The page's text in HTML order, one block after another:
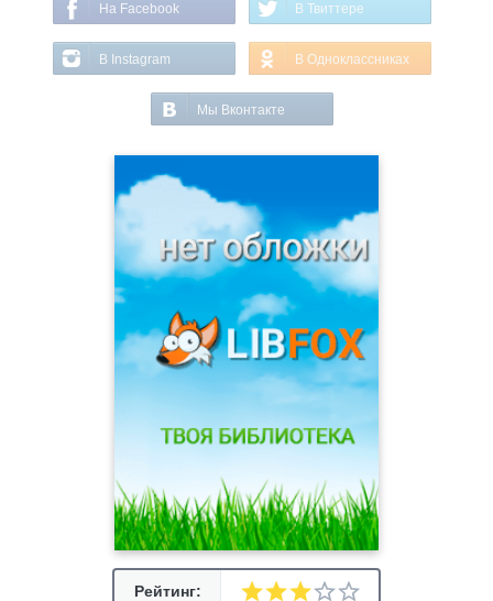
На Facebook В Твиттере
В Instagram В Одноклассниках
Мы Вконтакте
Рейтинг: